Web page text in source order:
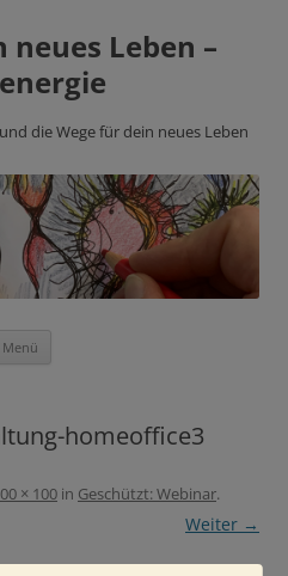
neues Leben –
die Wege für dein neues Leben
Menü
homeoffice3
× 100 in Geschützt: Webinar.
Weiter →